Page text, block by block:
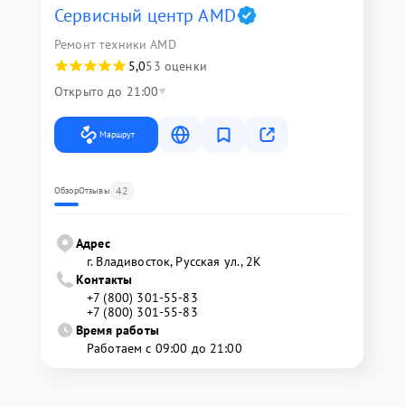
Сервисный центр AMD
Ремонт техники AMD
5,053 оценки
Открыто до 21:00
Маршрут
ОбзорОтзывы 42
Адрес
г. Владивосток, Русская ул., 2К
Контакты
+7 (800) 301-55-83
+7 (800) 301-55-83
Время работы
Работаем с 09:00 до 21:00